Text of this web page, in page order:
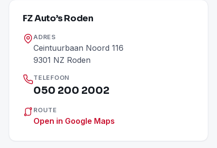
FZ Auto’s Roden
ADRES
Ceintuurbaan Noord 116
9301 NZ Roden
TELEFOON
050 200 2002
ROUTE
Open in Google Maps